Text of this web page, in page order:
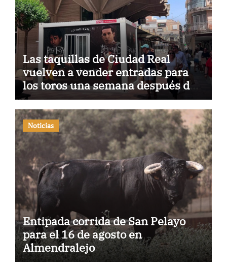
Las taquillas de Ciudad Real
vuelven a vender entradas para
los toros una semana después de
haber sido atacadas
Noticias
Entipada corrida de San Pelayo
para el 16 de agosto en
Almendralejo